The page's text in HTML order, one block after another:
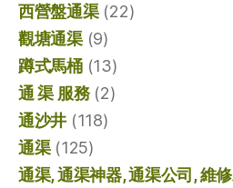
西營盤通渠(22)
觀塘通渠(9)
蹲式馬桶(13)
通 渠 服務(2)
通沙井 (118)
通渠(125)
通渠, 通渠神器, 通渠公司, 維